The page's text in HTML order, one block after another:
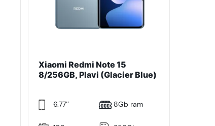
Xiaomi Redmi Note 15
8/256GB, Plavi (Glacier Blue)
6.77’’ 8Gb ram